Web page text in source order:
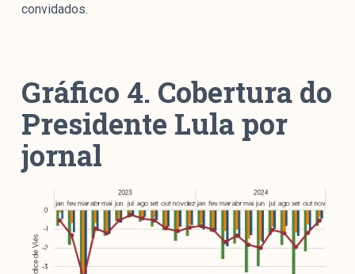
convidados.
Gráfico 4. Cobertura do
Presidente Lula por
jornal